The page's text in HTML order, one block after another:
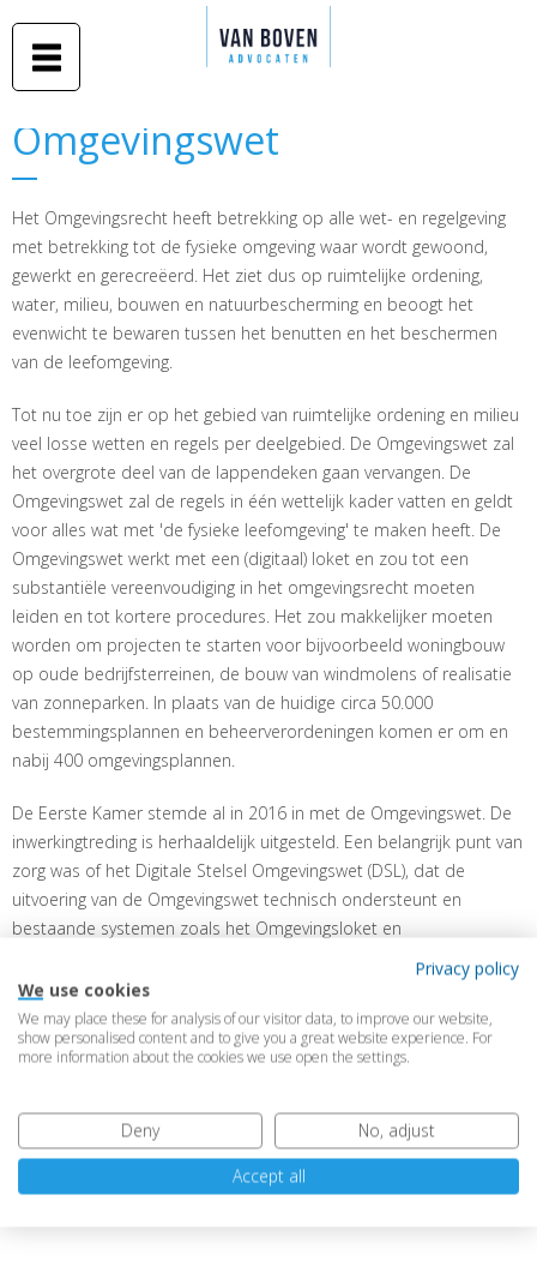
en naar
de inhoud
Van Boven
advocaten
Middelburg
-
Amsterdam
advies in
begrijpelijke
taal
Omgevingswet
Omgevingswet
Het Omgevingsrecht heeft betrekking op alle wet- en regelgeving
met betrekking tot de fysieke omgeving waar wordt gewoond,
gewerkt en gerecreëerd. Het ziet dus op ruimtelijke ordening,
water, milieu, bouwen en natuurbescherming en beoogt het
evenwicht te bewaren tussen het benutten en het beschermen
van de leefomgeving.
Tot nu toe zijn er op het gebied van ruimtelijke ordening en milieu
veel losse wetten en regels per deelgebied. De Omgevingswet zal
het overgrote deel van de lappendeken gaan vervangen. De
Omgevingswet zal de regels in één wettelijk kader vatten en geldt
voor alles wat met 'de fysieke leefomgeving' te maken heeft. De
Omgevingswet werkt met een (digitaal) loket en zou tot een
substantiële vereenvoudiging in het omgevingsrecht moeten
leiden en tot kortere procedures. Het zou makkelijker moeten
worden om projecten te starten voor bijvoorbeeld woningbouw
op oude bedrijfsterreinen, de bouw van windmolens of realisatie
van zonneparken. In plaats van de huidige circa 50.000
bestemmingsplannen en beheerverordeningen komen er om en
nabij 400 omgevingsplannen.
De Eerste Kamer stemde al in 2016 in met de Omgevingswet. De
inwerkingtreding is herhaaldelijk uitgesteld. Een belangrijk punt van
zorg was of het Digitale Stelsel Omgevingswet (DSL), dat de
uitvoering van de Omgevingswet technisch ondersteunt en
bestaande systemen zoals het Omgevingsloket en
ruimtelijkeplannen.nl moet vervangen, wel goed zou werken.
Begin maart 2023 is door de Eerste Kamer echter alsnog
ingestemd met inwerkingtreding van de nieuwe Omgevingswet per
1 januari 2024. Of het DSO dan daadwerkelijk goed werkt, zal in
Heeft u vragen over omgevingsrecht, ruimtelijke ordeningsrecht of
milieurecht, neemt u dan gerust contact op met onze advocaten
Privacy policy
We use cookies
We may place these for analysis of our visitor data, to improve our website,
show personalised content and to give you a great website experience. For
more information about the cookies we use open the settings.
Deny
No, adjust
Accept all